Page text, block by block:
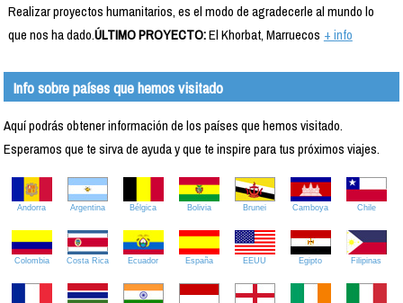
Realizar proyectos humanitarios, es el modo de agradecerle al mundo lo
que nos ha dado.ÚLTIMO PROYECTO:El Khorbat, Marruecos + info
Info sobre países que hemos visitado
Aquí podrás obtener información de los países que hemos visitado.
Esperamos que te sirva de ayuda y que te inspire para tus próximos viajes.
Andorra Argentina Bélgica Bolivia Brunei Camboya Chile
Colombia Costa Rica Ecuador España EEUU Egipto Filipinas